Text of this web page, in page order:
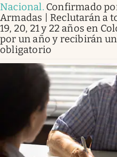
Nacional. Confirmado
Armadas | Reclutarán a
19, 20, 21 y 22 años en
por un año y recibirán
obligatorio